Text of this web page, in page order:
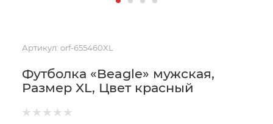
Артикул: orf-655460XL
Футболка «Beagle» мужская,
Размер XL, Цвет красный